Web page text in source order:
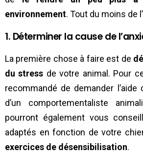
environnement. Tout du moins de
1. Déterminer la cause de
La première chose à faire est de
du stress de votre animal. Pour
recommandé de demander l’aide
d’un comportementaliste
pourront également vous
adaptés en fonction de votre
exercices de désensibilisation.